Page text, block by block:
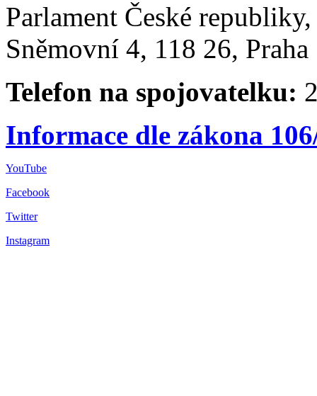
Parlament České
Sněmovní 4, 118 26,
Telefon na spojovatelku:
Informace dle zákona
YouTube
Facebook
Twitter
Instagram